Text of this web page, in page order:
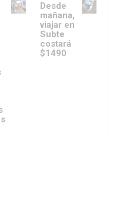
Desde
mañana,
viajar en
Subte
costará
$1490